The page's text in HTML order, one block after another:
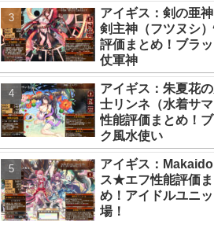
アイギス：剣の亜
剣主神（フツヌシ
評価まとめ！ブラ
仗軍神
アイギス：朱夏花
士リンネ（水着サマ
性能評価まとめ！
ク風水使い
アイギス：
ス★エフ性能評価ま
め！アイドルユニ
場！